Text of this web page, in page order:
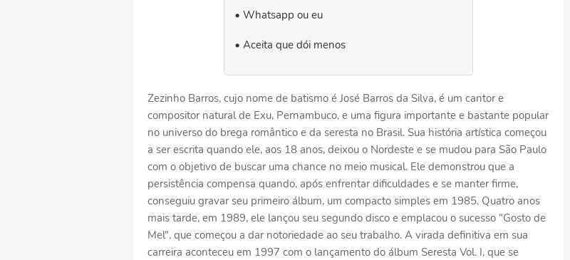
Whatsapp ou eu
Aceita que dói menos
Zezinho Barros, cujo nome de batismo é José Barros da Silva, é um cantor e
compositor natural de Exu, Pernambuco, e uma figura importante e bastante popular
no universo do brega romântico e da seresta no Brasil. Sua história artística começou
a ser escrita quando ele, aos 18 anos, deixou o Nordeste e se mudou para São Paulo
com o objetivo de buscar uma chance no meio musical. Ele demonstrou que a
persistência compensa quando, após enfrentar dificuldades e se manter firme,
conseguiu gravar seu primeiro álbum, um compacto simples em 1985. Quatro anos
mais tarde, em 1989, ele lançou seu segundo disco e emplacou o sucesso "Gosto de
Mel", que começou a dar notoriedade ao seu trabalho. A virada definitiva em sua
carreira aconteceu em 1997 com o lançamento do álbum Seresta Vol. I, que se